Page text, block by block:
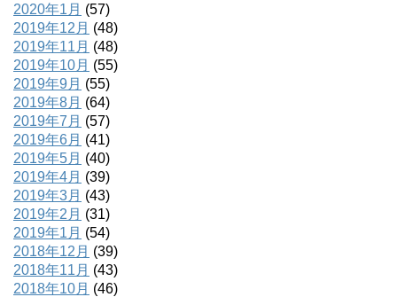
2020年1月 (57)
2019年12月 (48)
2019年11月 (48)
2019年10月 (55)
2019年9月 (55)
2019年8月 (64)
2019年7月 (57)
2019年6月 (41)
2019年5月 (40)
2019年4月 (39)
2019年3月 (43)
2019年2月 (31)
2019年1月 (54)
2018年12月 (39)
2018年11月 (43)
2018年10月 (46)